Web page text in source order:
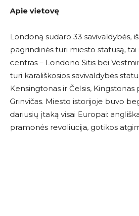
Apie vietovę
Londoną sudaro 33 savivaldybės,
pagrindinės turi miesto statusą,
centras – Londono Sitis bei
turi karališkosios savivaldybės
Kensingtonas ir Čelsis, Kingstonas
Grinvičas. Miesto istorijoje buvo
dariusių įtaką visai Europai:
pramonės revoliucija, gotikos